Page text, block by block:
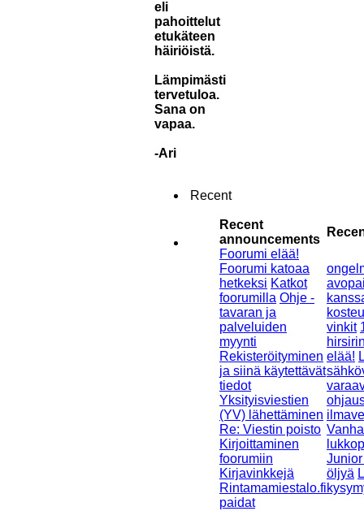
eli
pahoittelut
etukäteen
häiriöistä.
Lämpimästi
tervetuloa.
Sana on
vapaa.
-Ari
Recent
Recent
announcements
Foorumi elää!
Foorumi katoaa
hetkeksi Katkot
foorumilla Ohje -
tavaran ja
palveluiden
myynti
Rekisteröityminen
ja siinä käytettävät
tiedot
Yksityisviestien
(YV) lähettäminen
Re: Viestin poisto
Kirjoittaminen
foorumiin
Kirjavinkkejä
Rintamamiestalo.fi
paidat
vinkit
elää!
öljyä